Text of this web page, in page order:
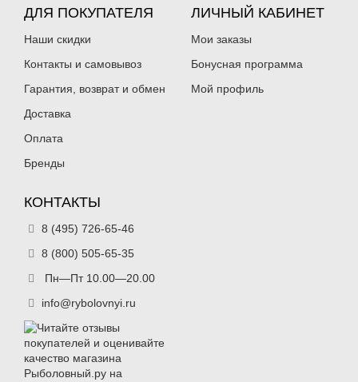
ДЛЯ ПОКУПАТЕЛЯ
Наши скидки
Контакты и самовывоз
Гарантия, возврат и обмен
Доставка
Оплата
Бренды
ЛИЧНЫЙ КАБИНЕТ
Мои заказы
Бонусная программа
Мой профиль
КОНТАКТЫ
8 (495) 726-65-46
8 (800) 505-65-35
Пн—Пт 10.00—20.00
info@rybolovnyi.ru